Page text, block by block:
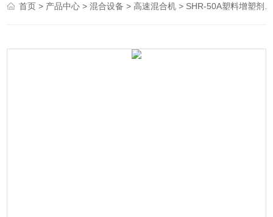
首页 > 产品中心 >混合设备 >高速混合机 > SHR-50A塑料增塑剂高速混合机